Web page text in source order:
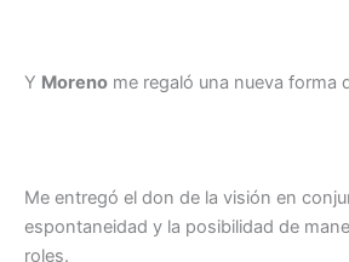
Y Moreno me regaló una nueva forma
Me entregó el don de la visión en
espontaneidad y la posibilidad de
roles.